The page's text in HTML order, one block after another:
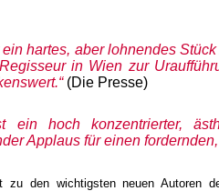
ein hartes, aber lohnendes
in Wien zur
(Die Presse)
ein hoch konzentrierter,
Applaus für einen
zu den wichtigsten neuen Autoren